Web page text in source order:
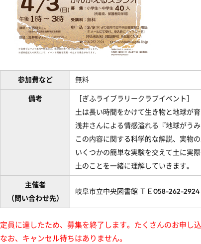
参加費など 無料
備考
［ぎふライブラリークラブイベント］
土は長い時間をかけて生き物と地球が育
浅井さんによる情感溢れる『地球がう
この内容に関する科学的な解説、実物の
いくつかの簡単な実験を交えて土に実際
土のことを一緒に理解していきます。
主催者
（問い合わせ先）
岐阜市立中央図書館 ＴＥ058-262-
定員に達したため、募集を終了します。たくさんのお申し
なお、キャンセル待ちはありません。